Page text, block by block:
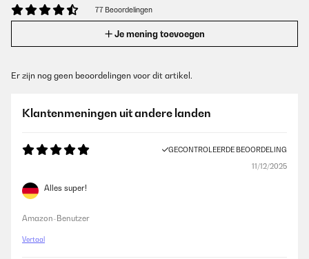
77 Beoordelingen
Je mening toevoegen
Er zijn nog geen beoordelingen voor dit artikel.
Klantenmeningen uit andere landen
GECONTROLEERDE BEOORDELING
11/12/2025
Alles super!
Amazon-Benutzer
Vertaal